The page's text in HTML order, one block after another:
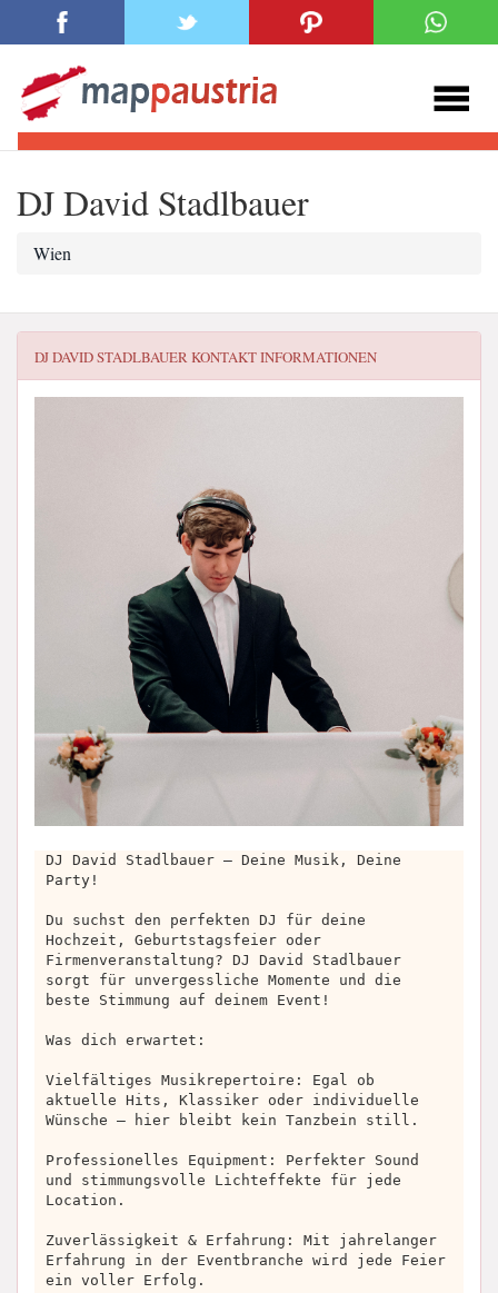
DJ David Stadlbauer
Wien
DJ DAVID STADLBAUERKONTAKT INFORMATIONEN
DJ David Stadlbauer – Deine Musik, Deine
Party!
Du suchst den perfekten DJ für deine
Hochzeit, Geburtstagsfeier oder
Firmenveranstaltung? DJ David Stadlbauer
sorgt für unvergessliche Momente und die
beste Stimmung auf deinem Event!
Was dich erwartet:
Vielfältiges Musikrepertoire: Egal ob
aktuelle Hits, Klassiker oder individuelle
Wünsche – hier bleibt kein Tanzbein still.
Professionelles Equipment: Perfekter Sound
und stimmungsvolle Lichteffekte für jede
Location.
Zuverlässigkeit & Erfahrung: Mit jahrelanger
Erfahrung in der Eventbranche wird jede Feier
ein voller Erfolg.